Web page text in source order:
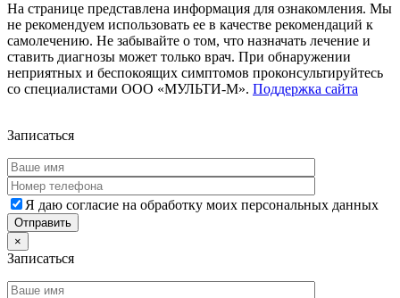
На странице представлена информация для ознакомления. Мы
не рекомендуем использовать ее в качестве рекомендаций к
самолечению. Не забывайте о том, что назначать лечение и
ставить диагнозы может только врач. При обнаружении
неприятных и беспокоящих симптомов проконсультируйтесь
со специалистами ООО «МУЛЬТИ-М». Поддержка сайта
Записаться
Я даю согласие на обработку моих персональных данных
×
Записаться